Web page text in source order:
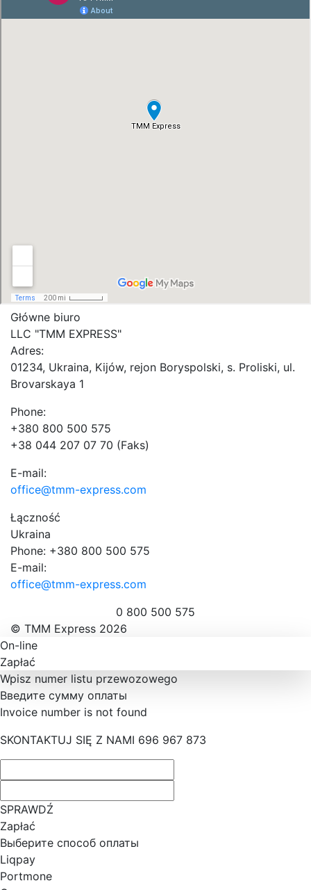
Główne biuro
LLC "ТММ EXPRESS"
Adres:
01234, Ukraina, Kijów, rejon Boryspolski, s. Proliski, ul.
Brovarskaya 1
Phone:
+380 800 500 575
+38 044 207 07 70 (Faks)
E-mail:
office@tmm-express.com
Łączność
Ukraina
Phone: +380 800 500 575
E-mail:
office@tmm-express.com
0 800 500 575
© ТММ Express 2026
On-line
Zapłać
Wpisz numer listu przewozowego
Введите сумму оплаты
Invoice number is not found
SKONTAKTUJ SIĘ Z NAMI 696 967 873
SPRAWDŹ
Zapłać
Выберите способ оплаты
Liqpay
Portmone